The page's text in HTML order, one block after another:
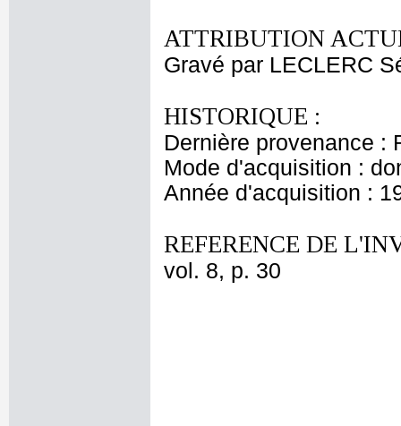
ATTRIBUTION
Gravé par LECLERC
HISTORIQUE :
Dernière provenance :
Mode d'acquisition :
Année d'acquisition :
REFERENCE DE
vol. 8, p. 30